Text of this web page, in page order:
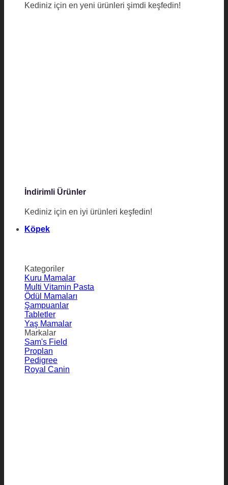
Kediniz için en yeni ürünleri şimdi keşfedin!
İndirimli Ürünler
Kediniz için en iyi ürünleri keşfedin!
Köpek
Kategoriler
Kuru Mamalar
Multi Vitamin Pasta
Ödül Mamaları
Şampuanlar
Tabletler
Yaş Mamalar
Markalar
Sam's Field
Proplan
Pedigree
Royal Canin